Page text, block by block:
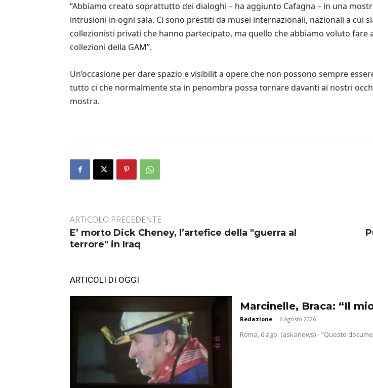
“Abbiamo creato soprattutto dei dialoghi – ha aggiunto Cafagna – in una
intrusioni in ogni sala. Ci sono prestiti da musei internazionali, nazionali a
collezionisti privati che hanno partecipato, ma quello che abbiamo voluto
collezioni della GAM”.
Un’occasione per dare spazio e visibilit a opere che non possono sempre
tutto ci che normalmente sta in penombra possa tornare davanti ai nostri
mostra.
ARTICOLO PRECEDENTE
E’ morto Dick Cheney, l’artefice della "guerra al
terrore" in Iraq
ARTICOLI DI OGGI
Marcinelle, Braca: “Il
Redazione - 6 Agosto 2026
Roma, 6 ago. (askanews) - "Questo